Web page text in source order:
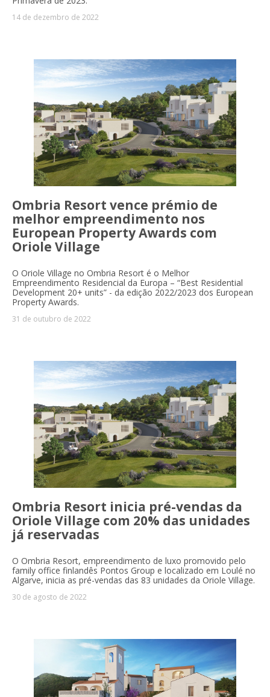
14 de dezembro de 2022
Ombria Resort vence prémio de
melhor empreendimento nos
European Property Awards com
Oriole Village
O Oriole Village no Ombria Resort é o Melhor
Empreendimento Residencial da Europa – “Best Residential
Development 20+ units” - da edição 2022/2023 dos European
Property Awards.
31 de outubro de 2022
Ombria Resort inicia pré-vendas da
Oriole Village com 20% das unidades
já reservadas
O Ombria Resort, empreendimento de luxo promovido pelo
family office finlandês Pontos Group e localizado em Loulé no
Algarve, inicia as pré-vendas das 83 unidades da Oriole Village.
30 de agosto de 2022